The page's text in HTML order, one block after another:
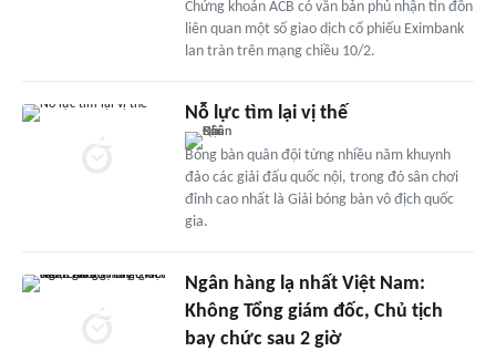
Chứng khoán ACB có văn bản phủ nhận tin đồn
liên quan một số giao dịch cổ phiếu Eximbank
lan tràn trên mạng chiều 10/2.
Nỗ lực tìm lại vị thế
Bóng bàn quân đội từng nhiều năm khuynh
đảo các giải đấu quốc nội, trong đó sân chơi
đỉnh cao nhất là Giải bóng bàn vô địch quốc
gia.
Ngân hàng lạ nhất Việt Nam:
Không Tổng giám đốc, Chủ tịch
bay chức sau 2 giờ